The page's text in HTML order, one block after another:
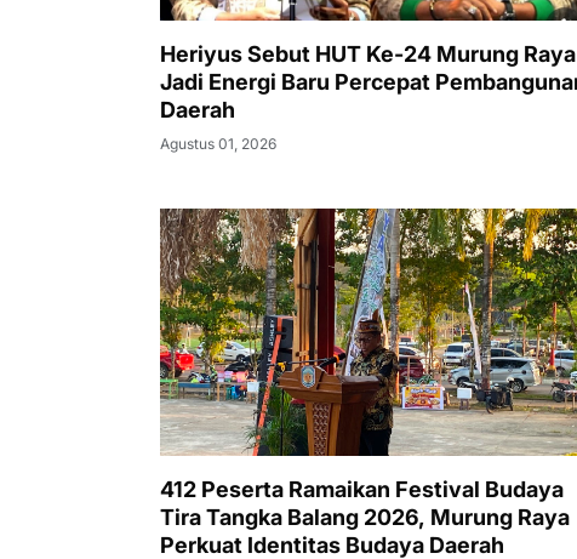
Heriyus Sebut HUT Ke-24 Murung Raya
Jadi Energi Baru Percepat
Daerah
Agustus 01, 2026
412 Peserta Ramaikan Festival Budaya
Tira Tangka Balang 2026, Murung Raya
Perkuat Identitas Budaya Daerah